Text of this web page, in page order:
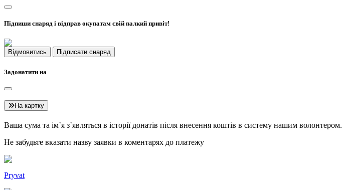
Підпиши снаряд і відправ окупатам свій палкий привіт!
Відмовитись Підписати снаряд
Задонатити на
На картку
Ваша сума та ім`я з`являться в історії донатів після внесення коштів в систему нашим волонтером.
Не забудьте вказати назву заявки в коментарях до платежу
Pryvat